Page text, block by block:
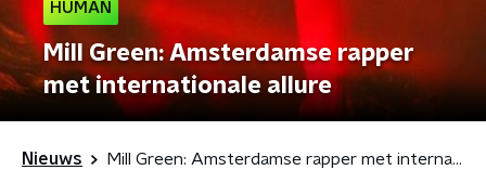
HUMAN
Mill Green: Amsterdamse rapper
met internationale allure
Nieuws Mill Green: Amsterdamse rapper met internationale allure